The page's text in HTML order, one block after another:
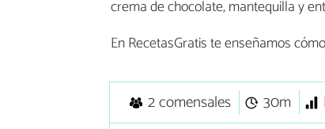
crema de chocolate, mantequilla y
En RecetasGratis te enseñamos
2 comensales 30m